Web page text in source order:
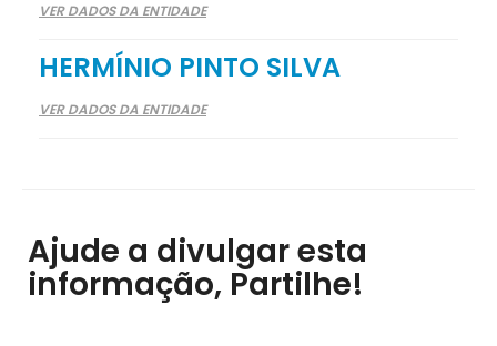
VER DADOS DA ENTIDADE
HERMÍNIO PINTO SILVA
VER DADOS DA ENTIDADE
Ajude a divulgar esta
informação, Partilhe!